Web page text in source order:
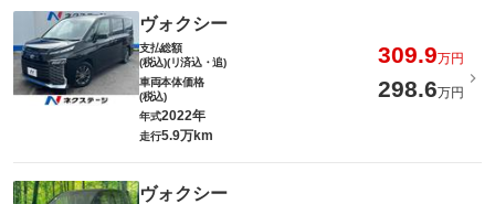
ヴォクシー
支払総額
(税込)(リ済込・追)
309.9万円
車両本体価格
(税込)
298.6万円
年式2022年
走行5.9万km
ヴォクシー